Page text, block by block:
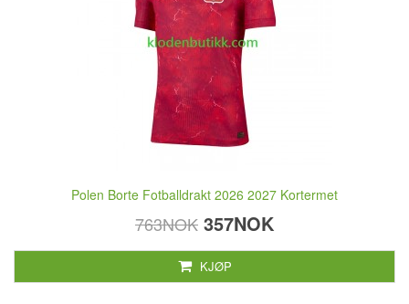
Polen Borte Fotballdrakt 2026 2027 Kortermet
763NOK 357NOK
KJØP